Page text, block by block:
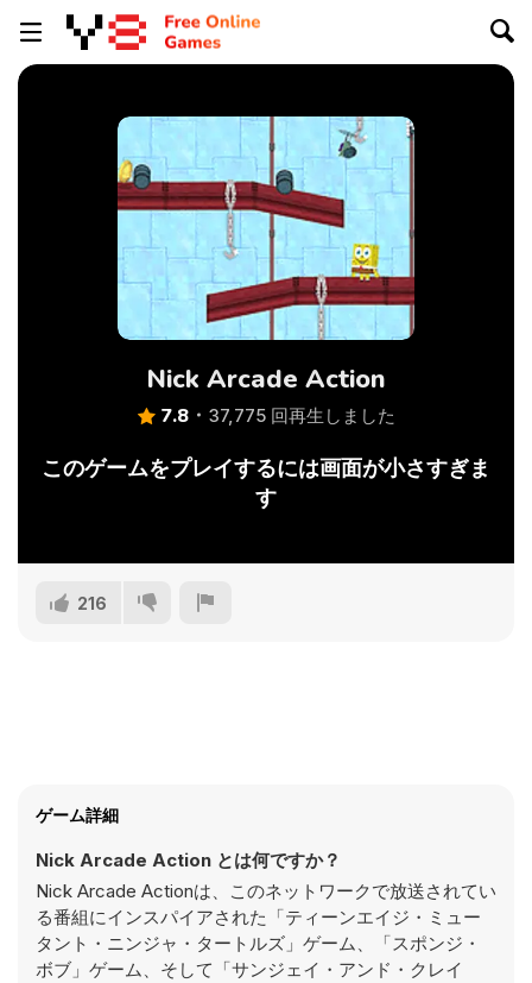
Nick Arcade Action
7.8 37,775 回再生しました
このゲームをプレイするには画面が小さすぎま
す
216
ゲーム詳細
Nick Arcade Action とは何ですか？
Nick Arcade Actionは、このネットワークで放送されてい
る番組にインスパイアされた「ティーンエイジ・ミュー
タント・ニンジャ・タートルズ」ゲーム、「スポンジ・
ボブ」ゲーム、そして「サンジェイ・アンド・クレイ